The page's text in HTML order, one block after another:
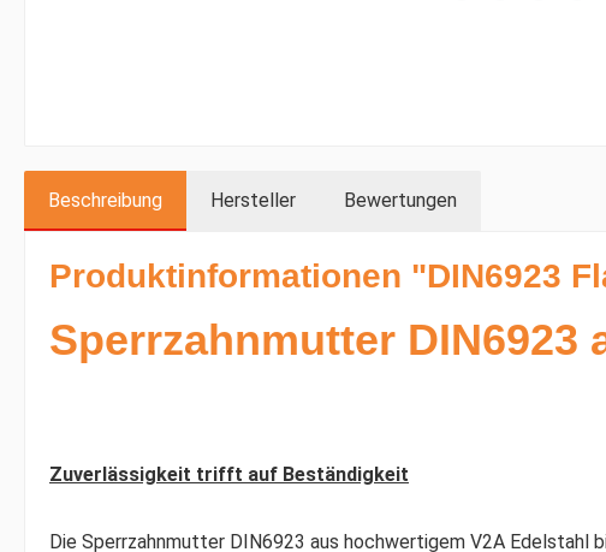
Beschreibung Hersteller Bewertungen
Produktinformationen "DIN6923
Sperrzahnmutter DIN6923
Zuverlässigkeit trifft auf Beständigkeit
Die Sperrzahnmutter DIN6923 aus hochwertigem V2A Edelstahl